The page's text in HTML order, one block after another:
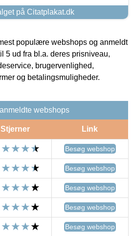
på Citatplakat.dk
populære webshops og anmeldt
5 ud fra bl.a. deres prisniveau,
brugervenlighed,
og betalingsmuligheder.
webshops
Stjerner Link
Besøg webshop
Besøg webshop
Besøg webshop
Besøg webshop
Besøg webshop